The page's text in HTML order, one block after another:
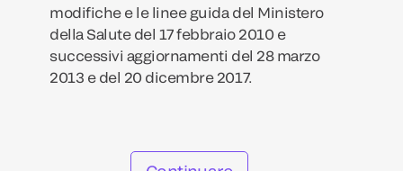
modifiche e le linee guida del Ministero
della Salute del 17 febbraio 2010 e
successivi aggiornamenti del 28 marzo
2013 e del 20 dicembre 2017.